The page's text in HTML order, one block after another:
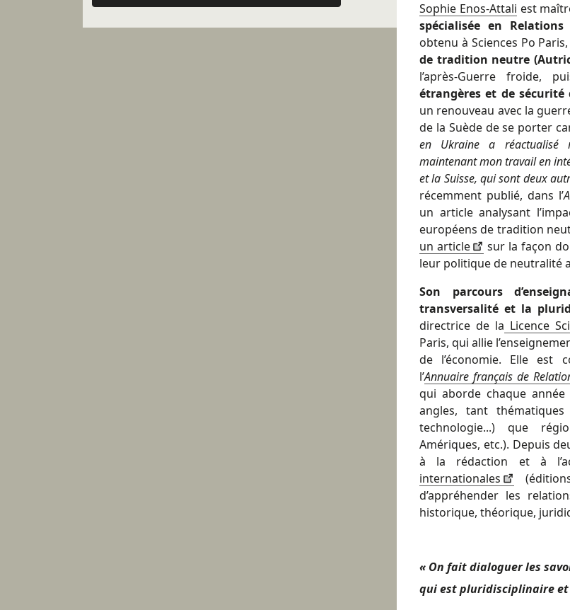
Sophie Enos-Attali est
spécialisée en
obtenu à Sciences Po
de tradition neutre
l’après-Guerre froide,
étrangères et de sécurité
un renouveau avec la
de la Suède de se porter
en Ukraine a réactualisé
maintenant mon travail en
et la Suisse, qui sont deux
récemment publié, dans l’
un article analysant
européens de tradition
un article
sur la façon
leur politique de neutralité
Son parcours
transversalité et la
directrice de la Licence
Paris, qui allie
de l’économie. Elle est
l’Annuaire français de
qui aborde chaque
angles, tant
technologie...) que
Amériques, etc.). Depuis
à la rédaction et à
internationales
d’appréhender les
historique, théorique,
« On fait dialoguer les
qui est pluridisciplinaire